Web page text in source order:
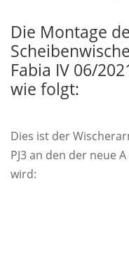
Die Montage
Fabia IV 06/
wie folgt:
Dies ist der
PJ3 an den der neue
wird: